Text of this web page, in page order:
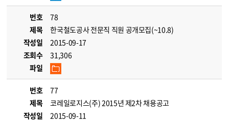
번호
78
제목
한국철도공사 전문직 직원 공개모집(~10.8)
작성일
2015-09-17
조회수
31,306
파일
번호
77
제목
코레일로지스(주) 2015년 제2차 채용공고
작성일
2015-09-11